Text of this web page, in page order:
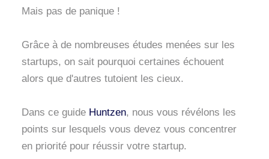
Mais pas de panique !
Grâce à de nombreuses études menées sur les
startups, on sait pourquoi certaines échouent
alors que d'autres tutoient les cieux.
Dans ce guide Huntzen, nous vous révélons les
points sur lesquels vous devez vous concentrer
en priorité pour réussir votre startup.